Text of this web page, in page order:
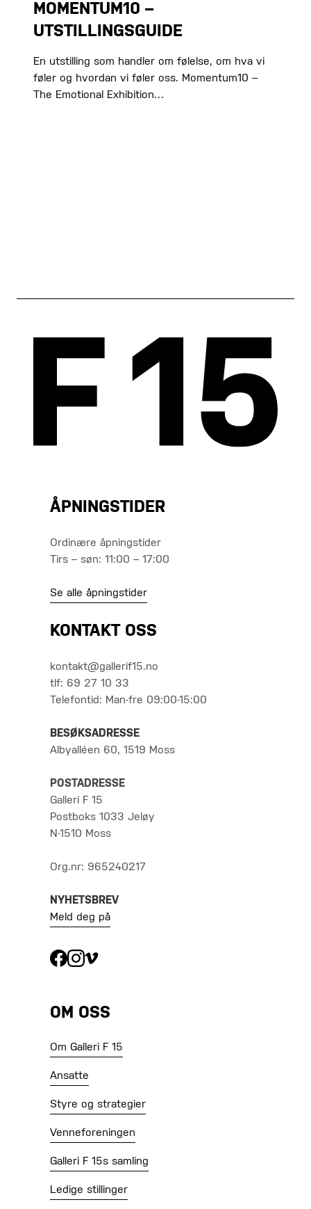
MOMENTUM10 –
UTSTILLINGSGUIDE
En utstilling som handler om følelse, om hva vi
føler og hvordan vi føler oss. Momentum10 –
The Emotional Exhibition…
ÅPNINGSTIDER
Ordinære åpningstider
Tirs – søn: 11:00 – 17:00
Se alle åpningstider
KONTAKT OSS
kontakt@gallerif15.no
tlf: 69 27 10 33
Telefontid: Man-fre 09:00-15:00
BESØKSADRESSE
Albyalléen 60, 1519 Moss
POSTADRESSE
Galleri F 15
Postboks 1033 Jeløy
N-1510 Moss
Org.nr: 965240217
NYHETSBREV
Meld deg på
OM OSS
Om Galleri F 15
Ansatte
Styre og strategier
Venneforeningen
Galleri F 15s samling
Ledige stillinger